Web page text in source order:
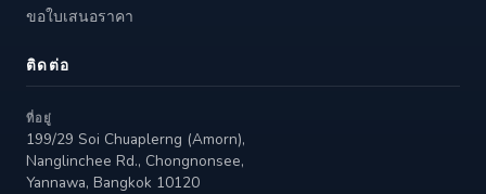
ขอใบเสนอราคา
ติดต่อ
ที่อยู่
199/29 Soi Chuaplerng (Amorn),
Nanglinchee Rd., Chongnonsee,
Yannawa, Bangkok 10120